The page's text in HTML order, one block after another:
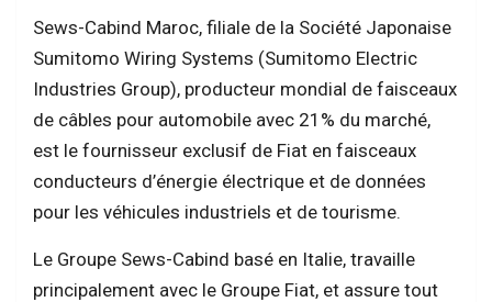
Sews-Cabind Maroc, filiale de la Société Japonaise
Sumitomo Wiring Systems (Sumitomo Electric
Industries Group), producteur mondial de faisceaux
de câbles pour automobile avec 21% du marché,
est le fournisseur exclusif de Fiat en faisceaux
conducteurs d’énergie électrique et de données
pour les véhicules industriels et de tourisme.
Le Groupe Sews-Cabind basé en Italie, travaille
principalement avec le Groupe Fiat, et assure tout